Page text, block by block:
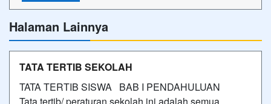
Halaman Lainnya
TATA TERTIB SEKOLAH
TATA TERTIB SISWA BAB I PENDAHULUAN